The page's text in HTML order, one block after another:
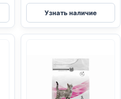
Pro
Plan
Vet
1,3кг
Узнать наличие